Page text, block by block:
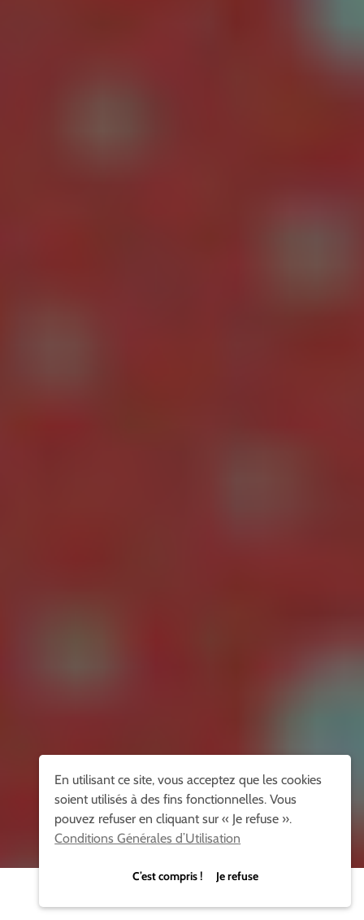
En utilisant ce site, vous acceptez que les cookies
soient utilisés à des fins fonctionnelles. Vous
pouvez refuser en cliquant sur « Je refuse ».
Conditions Générales d’Utilisation
C’est compris ! Je refuse